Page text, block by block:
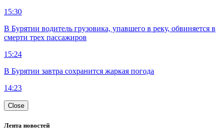
15:30
В Бурятии водитель грузовика, упавшего в реку, обвиняется в
смерти трех пассажиров
15:24
В Бурятии завтра сохранится жаркая погода
14:23
Close
Лента новостей